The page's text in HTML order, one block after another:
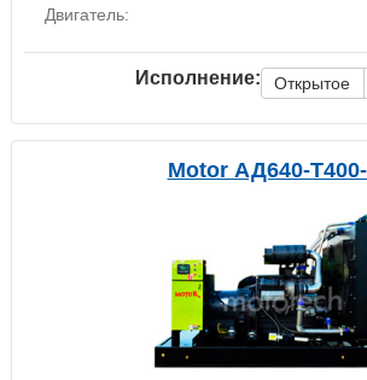
Двигатель:
Исполнение: Открытое
Motor АД640-